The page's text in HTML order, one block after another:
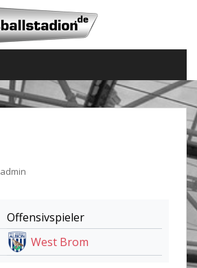
admin
Offensivspieler
West Brom